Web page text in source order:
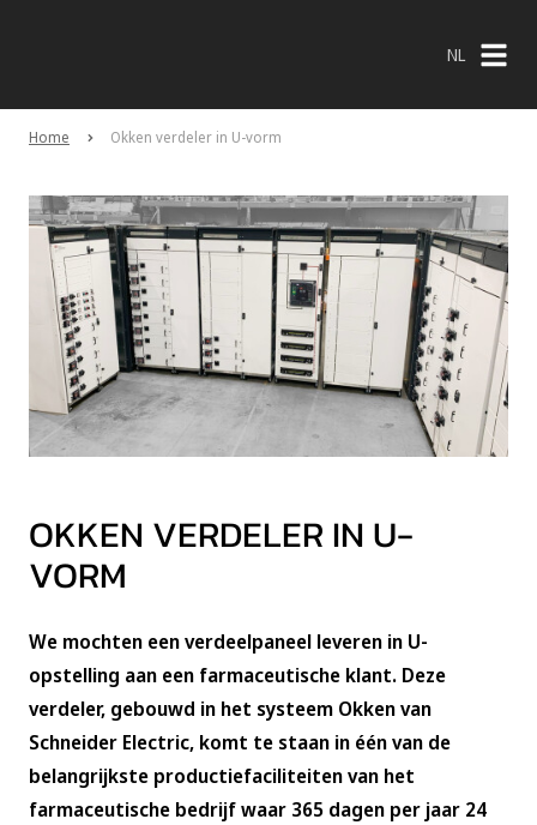
NL
Home Okken verdeler in U-vorm
OKKEN VERDELER IN U-
VORM
We mochten een verdeelpaneel leveren in U-
opstelling aan een farmaceutische klant. Deze
verdeler, gebouwd in het systeem Okken van
Schneider Electric, komt te staan in één van de
belangrijkste productiefaciliteiten van het
farmaceutische bedrijf waar 365 dagen per jaar 24